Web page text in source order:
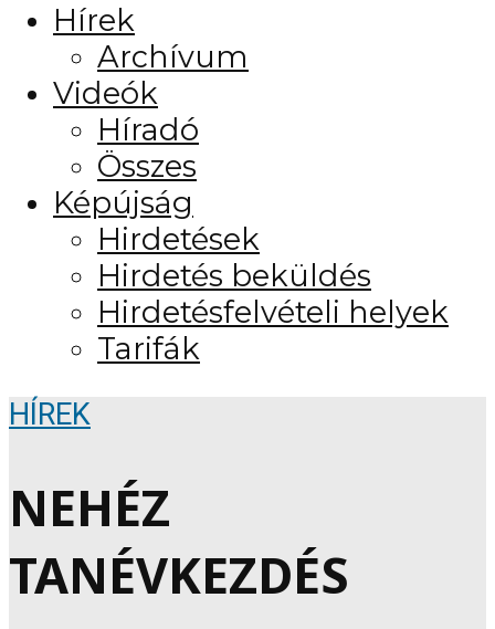
Hírek
Archívum
Videók
Híradó
Összes
Képújság
Hirdetések
Hirdetés beküldés
Hirdetésfelvételi helyek
Tarifák
HÍREK
NEHÉZ
TANÉVKEZDÉS